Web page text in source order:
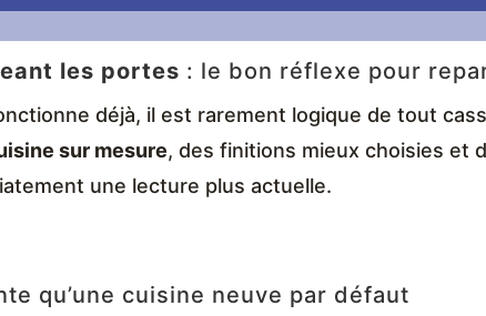
les portes : le bon réflexe pour
déjà, il est rarement logique de tout
sur mesure, des finitions mieux choisies et
une lecture plus actuelle.
qu’une cuisine neuve par défaut